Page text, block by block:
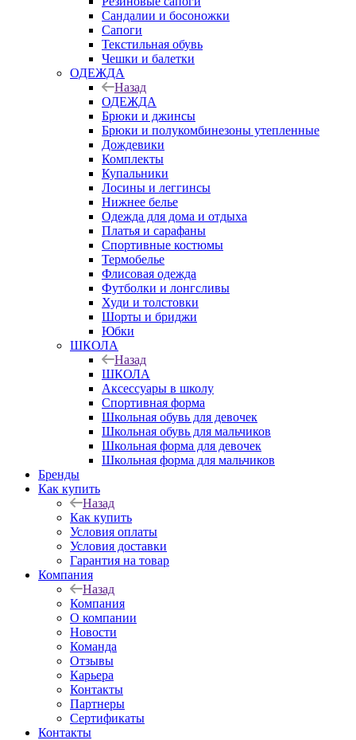
Сандалии и босоножки
Сапоги
Текстильная обувь
Чешки и балетки
ОДЕЖДА
Назад
ОДЕЖДА
Брюки и джинсы
Брюки и полукомбинезоны утепленные
Дождевики
Комплекты
Купальники
Лосины и леггинсы
Нижнее белье
Одежда для дома и отдыха
Платья и сарафаны
Спортивные костюмы
Термобелье
Флисовая одежда
Футболки и лонгсливы
Худи и толстовки
Шорты и бриджи
Юбки
ШКОЛА
Назад
ШКОЛА
Аксессуары в школу
Спортивная форма
Школьная обувь для девочек
Школьная обувь для мальчиков
Школьная форма для девочек
Школьная форма для мальчиков
Бренды
Как купить
Назад
Как купить
Условия оплаты
Условия доставки
Гарантия на товар
Компания
Назад
Компания
О компании
Новости
Команда
Отзывы
Карьера
Контакты
Партнеры
Сертификаты
Контакты